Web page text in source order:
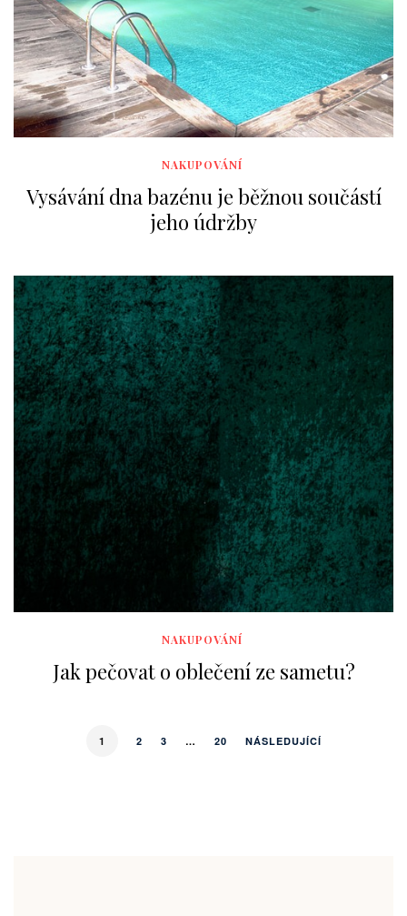
NAKUPOVÁNÍ
Vysávání dna bazénu je běžnou součástí
jeho údržby
NAKUPOVÁNÍ
Jak pečovat o oblečení ze sametu?
1 2 3 … 20 NÁSLEDUJÍCÍ